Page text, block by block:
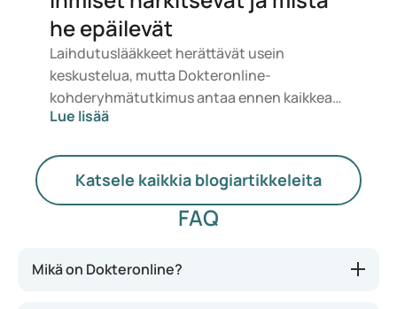
he epäilevät
Laihdutuslääkkeet herättävät usein
keskustelua, mutta Dokteronline-
kohderyhmätutkimus antaa ennen kaikkea
realistisen kuvan. Ihmiset eivät halua vain
terveemmäksi, energisemmäksi ja
itsevarmemmaksi. Samalla he haluavat
tietää, ovatko lääkkeet turvallisia, sopivia ja
Lue lisää
Katsele kaikkia blogiartikkeleita
FAQ
Mikä on Dokteronline?